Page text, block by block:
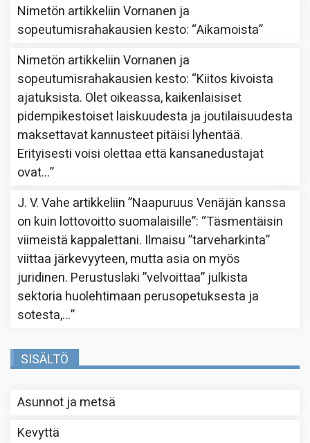
Nimetön artikkeliinVornanen ja
sopeutumisrahakausien kesto: “Aikamoista”
Nimetön artikkeliinVornanen ja
sopeutumisrahakausien kesto: “Kiitos kivoista
ajatuksista. Olet oikeassa, kaikenlaisiset
pidempikestoiset laiskuudesta ja joutilaisuudesta
maksettavat kannusteet pitäisi lyhentää.
Erityisesti voisi olettaa että kansanedustajat
ovat…”
J. V. Vahe artikkeliin”Naapuruus Venäjän kanssa
on kuin lottovoitto suomalaisille”: “Täsmentäisin
viimeistä kappalettani. Ilmaisu ”tarveharkinta”
viittaa järkevyyteen, mutta asia on myös
juridinen. Perustuslaki ”velvoittaa” julkista
sektoria huolehtimaan perusopetuksesta ja
sotesta,…”
SISÄLTÖ
Asunnot ja metsä
Kevyttä